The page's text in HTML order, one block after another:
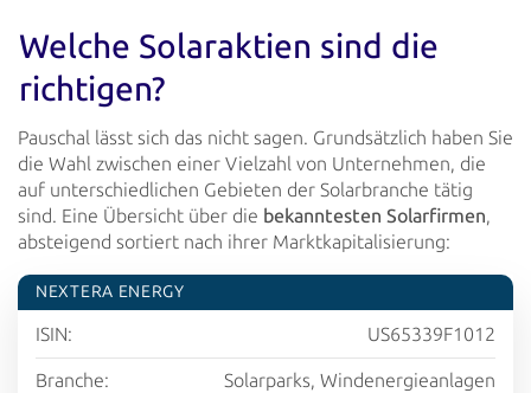
Welche Solaraktien sind die
richtigen?
Pauschal lässt sich das nicht sagen. Grundsätzlich haben Sie
die Wahl zwischen einer Vielzahl von Unternehmen, die
auf unterschiedlichen Gebieten der Solarbranche tätig
sind. Eine Übersicht über die bekanntesten Solarfirmen,
absteigend sortiert nach ihrer Marktkapitalisierung:
NEXTERA ENERGY
ISIN: US65339F1012
Branche: Solarparks, Windenergieanlagen